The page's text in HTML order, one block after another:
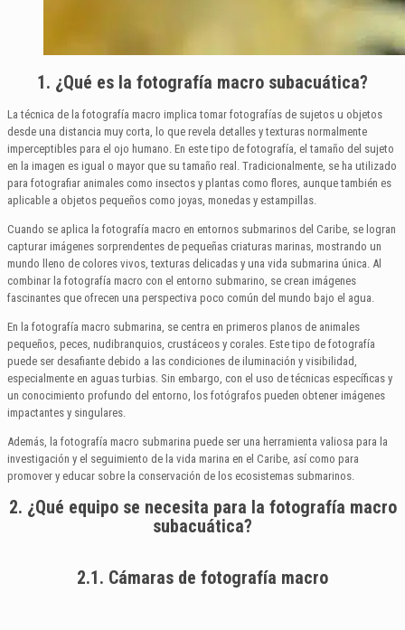
1. ¿Qué es la fotografía macro subacuática?
La técnica de la fotografía macro implica tomar fotografías de sujetos u objetos
desde una distancia muy corta, lo que revela detalles y texturas normalmente
imperceptibles para el ojo humano. En este tipo de fotografía, el tamaño del sujeto
en la imagen es igual o mayor que su tamaño real. Tradicionalmente, se ha utilizado
para fotografiar animales como insectos y plantas como flores, aunque también es
aplicable a objetos pequeños como joyas, monedas y estampillas.
Cuando se aplica la fotografía macro en entornos submarinos del Caribe, se logran
capturar imágenes sorprendentes de pequeñas criaturas marinas, mostrando un
mundo lleno de colores vivos, texturas delicadas y una vida submarina única. Al
combinar la fotografía macro con el entorno submarino, se crean imágenes
fascinantes que ofrecen una perspectiva poco común del mundo bajo el agua.
En la fotografía macro submarina, se centra en primeros planos de animales
pequeños, peces, nudibranquios, crustáceos y corales. Este tipo de fotografía
puede ser desafiante debido a las condiciones de iluminación y visibilidad,
especialmente en aguas turbias. Sin embargo, con el uso de técnicas específicas y
un conocimiento profundo del entorno, los fotógrafos pueden obtener imágenes
impactantes y singulares.
Además, la fotografía macro submarina puede ser una herramienta valiosa para la
investigación y el seguimiento de la vida marina en el Caribe, así como para
promover y educar sobre la conservación de los ecosistemas submarinos.
2. ¿Qué equipo se necesita para la fotografía macro
subacuática?
2.1. Cámaras de fotografía macro